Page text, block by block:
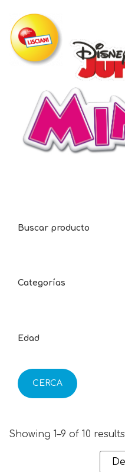
Buscar producto
Categorías
Edad
CERCA
Showing 1–9 of 10 results